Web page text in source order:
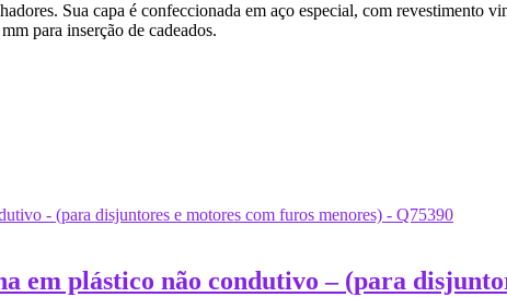
Sua capa é confeccionada em aço especial, com revestimento
para inserção de cadeados.
plástico não condutivo – (para